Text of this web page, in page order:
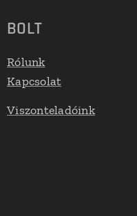
BOLT
Rólunk
Kapcsolat
Viszonteladóink